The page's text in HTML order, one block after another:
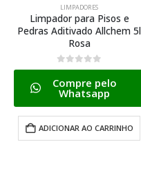
LIMPADORES
Limpador para Pisos e
Pedras Aditivado Allchem 5l
Rosa
0de 5
Compre pelo
Whatsapp
ADICIONAR AO CARRINHO